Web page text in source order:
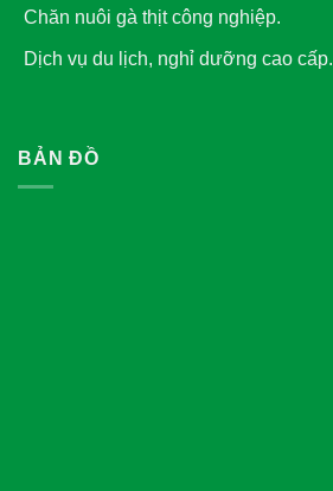
Chăn nuôi gà thịt công nghiệp.
Dịch vụ du lịch, nghỉ dưỡng cao cấp.
BẢN ĐỒ